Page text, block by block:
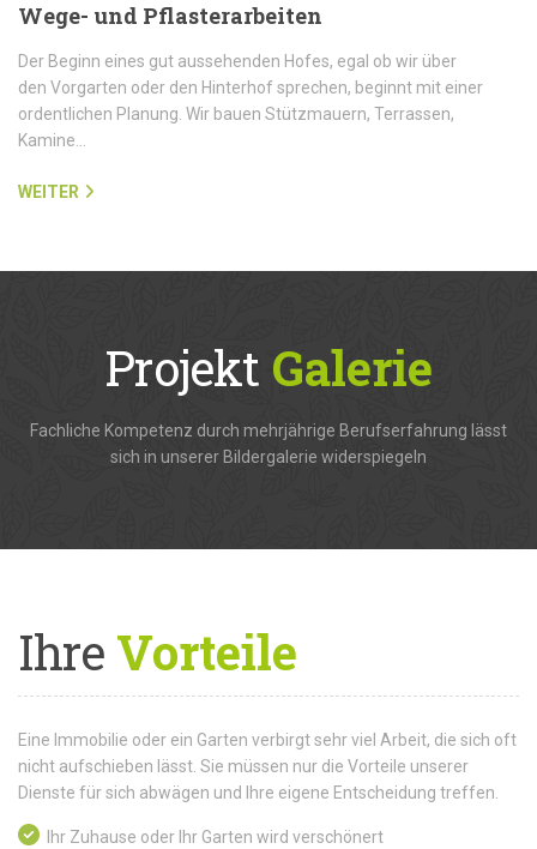
Wege- und Pflasterarbeiten
Der Beginn eines gut aussehenden Hofes, egal ob wir über
den Vorgarten oder den Hinterhof sprechen, beginnt mit einer
ordentlichen Planung. Wir bauen Stützmauern, Terrassen,
Kamine…
WEITER
Projekt Galerie
Fachliche Kompetenz durch mehrjährige Berufserfahrung lässt
sich in unserer Bildergalerie widerspiegeln
IhreVorteile
Eine Immobilie oder ein Garten verbirgt sehr viel Arbeit, die sich oft
nicht aufschieben lässt. Sie müssen nur die Vorteile unserer
Dienste für sich abwägen und Ihre eigene Entscheidung treffen.
Ihr Zuhause oder Ihr Garten wird verschönert